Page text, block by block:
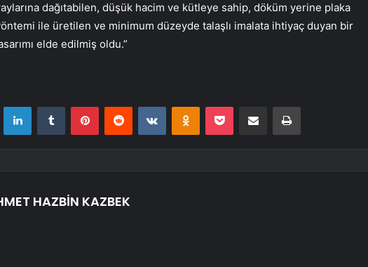
raylarına dağıtabilen, düşük hacim ve kütleye sahip, döküm yerine plaka
ile üretilen ve minimum düzeyde talaşlı imalata ihtiyaç duyan bir
elde edilmiş oldu.”
LinkedInTumblr PinterestReddit VKontakteOdnoklassniki
Pocket E-Posta ile paylaş Yazdır
HAZBİN KAZBEK